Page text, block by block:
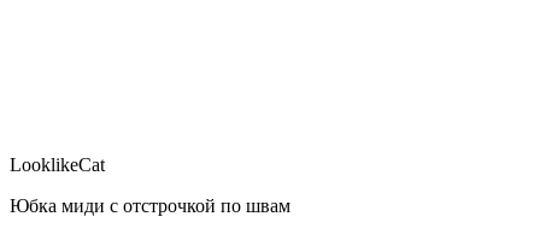
LooklikeCat
Юбка миди с отстрочкой по швам